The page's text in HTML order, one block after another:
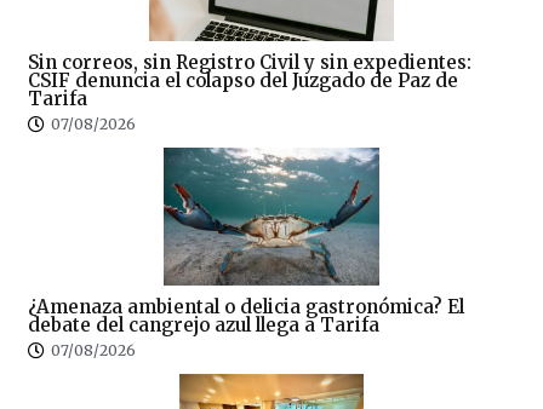
Sin correos, sin Registro Civil y sin expedientes:
CSIF denuncia el colapso del Juzgado de Paz de
Tarifa
07/08/2026
¿Amenaza ambiental o delicia gastronómica? El
debate del cangrejo azul llega a Tarifa
07/08/2026